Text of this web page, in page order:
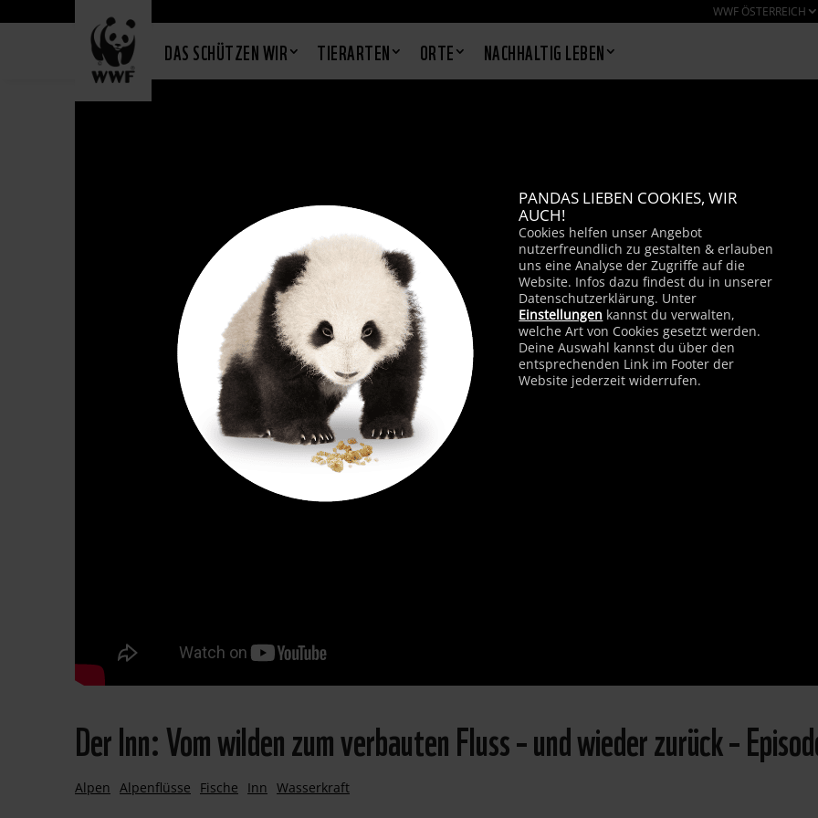
WWF ÖSTERREICH
DAS SCHÜTZEN WIR TIERARTEN ORTE NACHHALTIG LEBEN
Der Inn: Vom wilden zum verbauten Fluss – und wieder zurück –
Alpen Alpenflüsse Fische Inn Wasserkraft
PANDAS LIEBEN COOKIES, WIR
AUCH!
Cookies helfen unser Angebot
nutzerfreundlich zu gestalten & erlauben
uns eine Analyse der Zugriffe auf die
Website. Infos dazu findest du in unserer
Datenschutzerklärung. Unter
Einstellungen kannst du verwalten,
welche Art von Cookies gesetzt werden.
Deine Auswahl kannst du über den
entsprechenden Link im Footer der
Website jederzeit widerrufen.